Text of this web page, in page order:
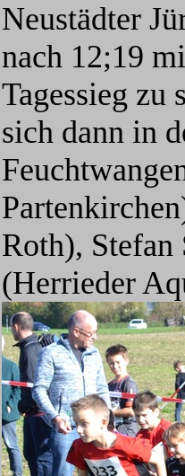
Neustädter
nach 12;19
Tagessieg
sich dann in
Roth),
(Herrieder